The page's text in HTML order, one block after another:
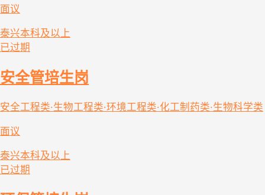
面议
泰兴本科及以上
已过期
安全管培生岗
安全工程类·生物工程类·环境工程类·化工制药类·生物科学类
面议
泰兴本科及以上
已过期